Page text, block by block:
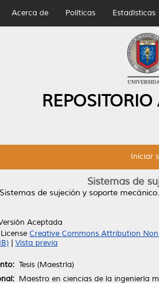
Acerca de Políticas Estadísticas
Iniciar
Sistemas de
Sistemas de sujeción y soporte mecánico.
Aceptada
Creative Commons Attribution
Vista previa
Tesis (Maestría)
Maestro en ciencias de la ingeniería